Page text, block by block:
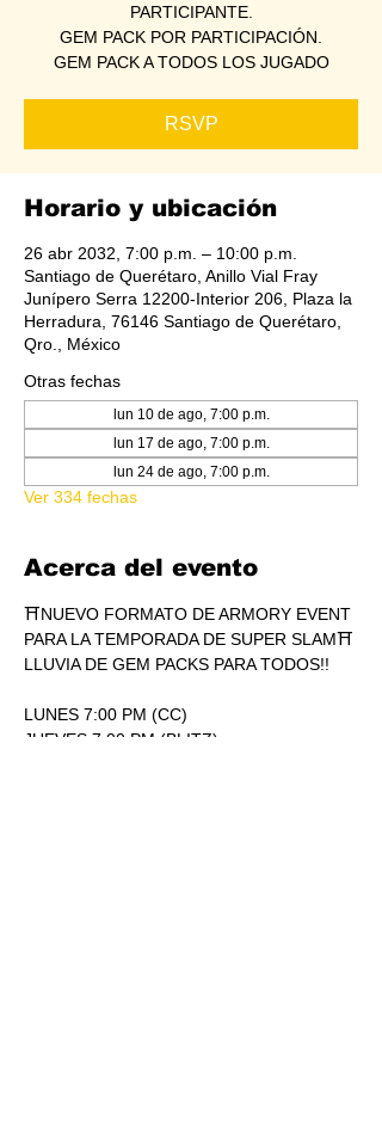
PARTICIPANTE.
GEM PACK POR PARTICIPACIÓN.
GEM PACK A TODOS LOS JUGADO
RSVP
Horario y ubicación
26 abr 2032, 7:00 p.m. – 10:00 p.m.
Santiago de Querétaro, Anillo Vial Fray
Junípero Serra 12200-Interior 206, Plaza la
Herradura, 76146 Santiago de Querétaro,
Qro., México
Otras fechas
lun 10 de ago, 7:00 p.m.
lun 17 de ago, 7:00 p.m.
lun 24 de ago, 7:00 p.m.
Ver 334 fechas
Acerca del evento
⛩NUEVO FORMATO DE ARMORY EVENT
PARA LA TEMPORADA DE SUPER SLAM⛩
LLUVIA DE GEM PACKS PARA TODOS!!
LUNES 7:00 PM (CC)
JUEVES 7:00 PM (BLITZ)